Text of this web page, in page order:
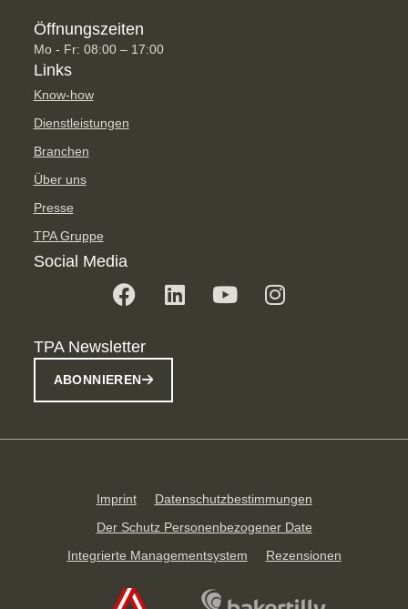
Öffnungszeiten
Mo - Fr: 08:00 – 17:00
Links
Know-how
Dienstleistungen
Branchen
Über uns
Presse
TPA Gruppe
Social Media
TPA Newsletter
ABONNIEREN
Imprint
Datenschutzbestimmungen
Der Schutz Personenbezogener Date
Integrierte Managementsystem
Rezensionen